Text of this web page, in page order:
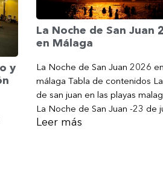
y
La Noche de San Juan
en Málaga
La Noche de San Juan 2026 en
málaga Tabla de contenidos
de san juan en las playas
La Noche de San Juan -23 de
Leer más